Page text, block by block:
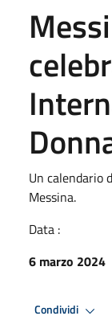
Un calendario
Messina.
Data :
6 marzo 2024
Condividi